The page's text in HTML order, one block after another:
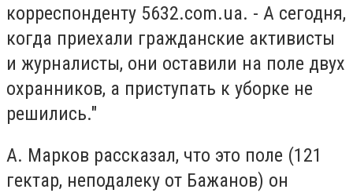
корреспонденту 5632.com.ua. - А сегодня,
когда приехали гражданские активисты
и журналисты, они оставили на поле двух
охранников, а приступать к уборке не
решились."
А. Марков рассказал, что это поле (121
гектар, неподалеку от Бажанов) он